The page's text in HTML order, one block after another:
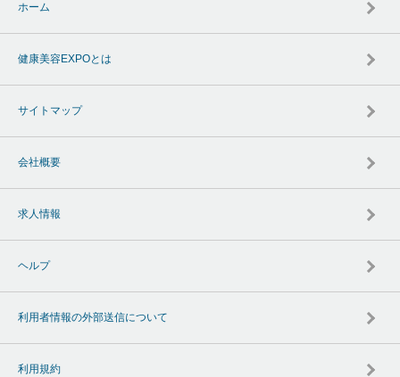
ホーム
健康美容EXPOとは
サイトマップ
会社概要
求人情報
ヘルプ
利用者情報の外部送信について
利用規約